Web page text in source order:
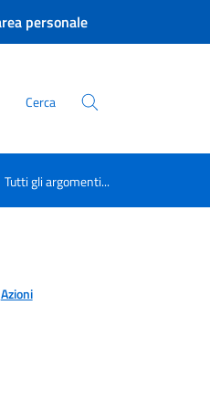
personale
Cerca
Tutti gli argomenti...
Azioni